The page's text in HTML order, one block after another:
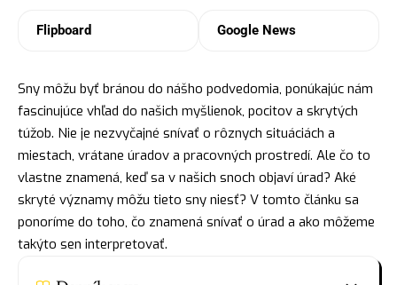
Flipboard Google News
Sny môžu byť bránou do nášho podvedomia, ponúkajúc nám
fascinujúce vhľad do našich myšlienok, pocitov a skrytých
túžob. Nie je nezvyčajné snívať o rôznych situáciách a
miestach, vrátane úradov a pracovných prostredí. Ale čo to
vlastne znamená, keď sa v našich snoch objaví úrad? Aké
skryté významy môžu tieto sny niesť? V tomto článku sa
ponoríme do toho, čo znamená snívať o úrad a ako môžeme
takýto sen interpretovať.